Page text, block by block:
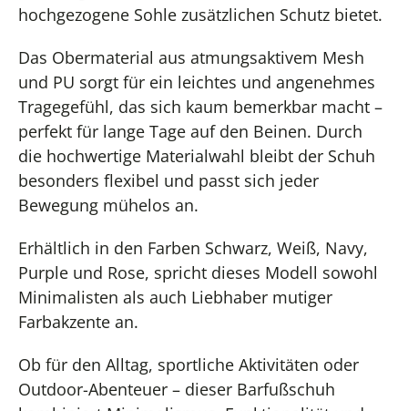
hochgezogene Sohle zusätzlichen Schutz bietet.
Das Obermaterial aus atmungsaktivem Mesh
und PU sorgt für ein leichtes und angenehmes
Tragegefühl, das sich kaum bemerkbar macht –
perfekt für lange Tage auf den Beinen. Durch
die hochwertige Materialwahl bleibt der Schuh
besonders flexibel und passt sich jeder
Bewegung mühelos an.
Erhältlich in den Farben Schwarz, Weiß, Navy,
Purple und Rose, spricht dieses Modell sowohl
Minimalisten als auch Liebhaber mutiger
Farbakzente an.
Ob für den Alltag, sportliche Aktivitäten oder
Outdoor-Abenteuer – dieser Barfußschuh